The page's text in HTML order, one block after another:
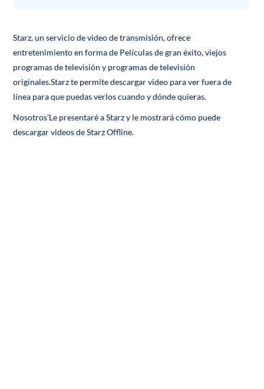
Starz, un servicio de video de transmisión, ofrece
entretenimiento en forma de Películas de gran éxito, viejos
programas de televisión y programas de televisión
originales.Starz te permite descargar video para ver fuera de
línea para que puedas verlos cuando y dónde quieras.
Nosotros'Le presentaré a Starz y le mostrará cómo puede
descargar videos de Starz Offline.